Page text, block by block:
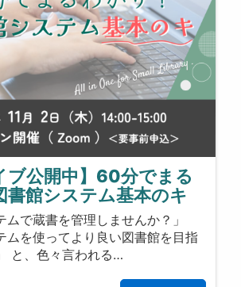
ブ公開中】60分でまる
書館システム基本のキ
ムで蔵書を管理しませんか？」
ムを使ってより良い図書館を目指
と、色々言われる…